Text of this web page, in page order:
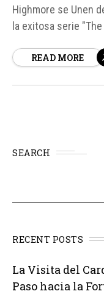
Highmore se Unen
la exitosa serie
Hurt You". Después
READ MORE
SEARCH
RECENT POSTS
La Visita del
Paso hacia la